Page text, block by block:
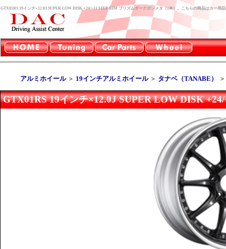
GTX01RS 19インチ×12.0J SUPER LOW DISK +24/+11 STEP RIM プリズムダークガンメタ（1本）。こちらの商品はカー用
アルミホイール＞ 19インチアルミホイール＞ タナベ（TANABE）
GTX01RS 19インチ×12.0J SUPER LOW DISK